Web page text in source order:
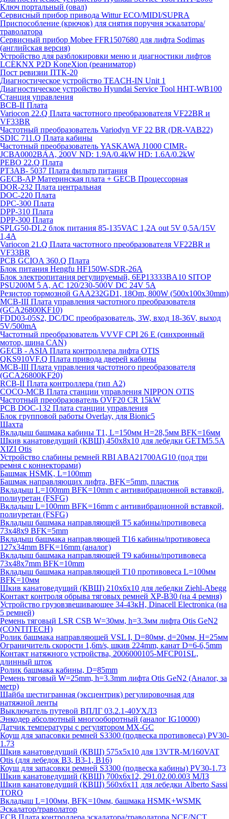
Ключ портальный (овал)
Сервисный прибор привода Wittur ECO/MIDI/SUPRA
Приспособление (крючок) для снятия поручня эскалатора/
траволатора
Сервисный прибор Mobee FFR1507680 для лифта Sodimas
(английская версия)
Устройство для разблокировки меню и диагностики лифтов
LCEKNX P2D KoneXion (реаниматор)
Пост ревизии ПТК-20
Диагностическое устройство TEACH-IN Unit 1
Диагностическое устройство Hyundai Service Tool HHT-WB100
Станция управления
BCB-II Плата
Variocon 22.Q Плата частотного преобразователя VF22BR и
VF33BR
Частотный преобразователь Variodyn VF 22 BR (DR-VAB22)
SDIC 711.Q Плата кабины
Частотный преобразователь YASKAWA J1000 CIMR-
JCBA0002BAA, 200V ND: 1.9A/0.4kW HD: 1.6A/0.2kW
PEBO 22.Q Плата
РТ3АВ- 5037 Плата фильтр питания
GECB-AP Материнская плата + GECB Процессорная
DOR-232 Плата центральная
DOC-220 Плата
DPC-300 Плата
DPP-310 Плата
DPP-300 Плата
SPLG50-DL2 блок питания 85-135VAC 1,2А out 5V 0,5А/15V
1,4А
Variocon 21.Q Плата частотного преобразователя VF22BR и
VF33BR
PCB GCIOA 360.Q Плата
Блок питания Hengfu HF150W-SDR-26A
Блок электропитания регулируемый, 6EP13333BA10 SITOP
PSU200M 5 A, AC 120/230-500V DC 24V 5A
Резистор тормозной GAA232GD1, 18Om, 800W (500x100x30mm)
MCB-III Плата управления частотного преобразователя
(GCA26800KF10)
FDD03-05S2, DC/DC преобразователь, 3W, вход 18-36V, выход
5V/500mA
Частотный преобразователь VVVF CPI 26 E (синхронный
мотор, шина CAN)
GECB - ASIA Плата контроллера лифта OTIS
QKS910VF.Q Плата привода дверей кабины
MCB-III Плата управления частотного преобразователя
(GCA26800KF20)
RCB-II Плата контроллера (тип A2)
COCO-MCB Плата станции управления NIPPON OTIS
Частотный преобразователь OVF20 CR 15kW
PCB DOC-132 Плата станции управления
Блок групповой работы Overlay, для Bionic5
Шахта
Вкладыш башмака кабины T1, L=150мм H=28,5мм BFK=16мм
Шкив канатоведущий (КВШ) 450х8х10 для лебедки GETM5.5A
XIZI Otis
Устройство слабины ремней RBI ABA21700AG10 (под три
ремня с коннекторами)
Башмак HSMK, L=100mm
Башмак направляющих лифта, BFK=5mm, пластик
Вкладыш L=100mm BFK=10mm с антивибрационной вставкой,
полиуретан (FSFG)
Вкладыш L=100mm BFK=16mm с антивибрационной вставкой,
полиуретан (FSFG)
Вкладыш башмака направляющей T5 кабины/противовеса
73х48х9 BFK=5mm
Вкладыш башмака направляющей T16 кабины/противовеса
127х34mm BFK=16mm (аналог)
Вкладыш башмака направляющей T9 кабины/противовеса
73х48х7mm BFK=10mm
Вкладыш башмака направляющей T10 противовеса L=100мм
BFK=10мм
Шкив канатоведущий (КВШ) 210х6х10 для лебедки Ziehl-Abegg
Контакт контроля обрыва тяговых ремней XP-B30 (на 4 ремня)
Устройство грузовзвешивающее 34-43кН, Dinacell Electronica (на
5 ремней)
Ремень тяговый LSR CSB W=30мм, h=3.3мм лифта Otis GeN2
(CONTITECH)
Ролик башмака направляющей VSL I, D=80мм, d=20мм, H=25мм
Ограничитель скорости 1,6m/s, шкив 224mm, канат D=6-6,5mm
Контакт натяжного устройства, 2006000105-MFCP01SL,
длинный шток
Ролик башмака кабины, D=85mm
Ремень тяговый W=25mm, h=3.3mm лифта Otis GeN2 (Аналог, за
метр)
Шайба шестигранная (эксцентрик) регулировочная для
натяжной ленты
Выключатель путевой ВПЛГ 03.2.1-40УХЛ3
Энкодер абсолютный многооборотный (аналог IG10000)
Датчик температуры с регулятором MX-GC
Коуш для запасовки ремней S3300 (подвеска противовеса) PV30-
1.73
Шкив канатоведущий (КВШ) 575х5х10 для 13VTR-M/160VAT
Otis (для лебедок B3, B3-1, B16)
Коуш для запасовки ремней S3300 (подвеска кабины) PV30-1.73
Шкив канатоведущий (КВШ) 700х6х12, 291.02.00.003 МЛЗ
Шкив канатоведущий (КВШ) 560х6х11 для лебедки Alberto Sassi
TORO
Вкладыш L=100мм, BFK=10мм, башмака HSMK+WSMK
Эскалатор/траволатор
ECB Плата контроллера эскалатора/траволатора NCE/NCT